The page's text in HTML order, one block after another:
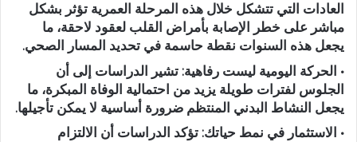
العادات التي تتشكل خلال هذه المرحلة العمرية تؤثر بشكل
مباشر على خطر الإصابة بأمراض القلب لعقود لاحقة، ما
يجعل هذه السنوات نقطة حاسمة في تحديد المسار الصحي.
• الحركة اليومية ليست رفاهية: تشير الدراسات إلى أن
الجلوس لفترات طويلة يزيد من احتمالية الوفاة المبكرة، ما
يجعل النشاط البدني المنتظم ضرورة أساسية لا يمكن تأجيلها.
• الاستثمار في نمط حياتك: تؤكد الدراسات أن الالتزام